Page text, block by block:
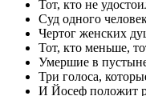
Тот, кто не
Суд одного
Чертог женских
Тот, кто меньше,
Умершие в
Три голоса,
И Йосеф положит